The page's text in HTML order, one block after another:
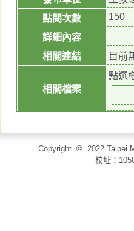
點閱次數
150
詳細內容
相關連結
目前
相關檔案
點選
Copyright © 2022 Taipei
校址：